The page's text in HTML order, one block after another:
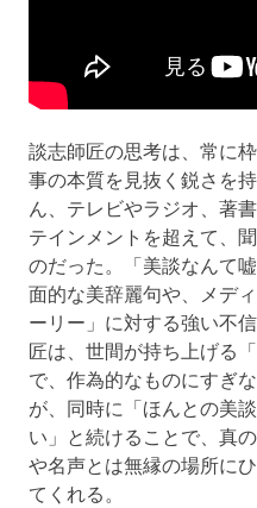
談志師匠の思考は、常に
事の本質を見抜く鋭さを
ん、テレビやラジオ、著
テインメントを超えて、
のだった。「美談なんて
面的な美辞麗句や、メデ
ーリー」に対する強い不
匠は、世間が持ち上げる
で、作為的なものにすぎ
が、同時に「ほんとの美
い」と続けることで、真
や名声とは無縁の場所に
てくれる。